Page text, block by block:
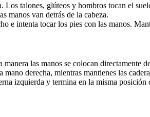
talones, glúteos y hombros tocan el
manos van detrás de la cabeza.
e intenta tocar los pies con las manos.
las manos se colocan directamente
derecha, mientras mantienes las
izquierda y termina en la misma